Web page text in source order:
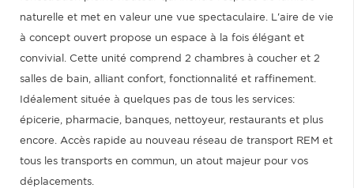
naturelle et met en valeur une vue spectaculaire. L'aire de vie
à concept ouvert propose un espace à la fois élégant et
convivial. Cette unité comprend 2 chambres à coucher et 2
salles de bain, alliant confort, fonctionnalité et raffinement.
Idéalement située à quelques pas de tous les services:
épicerie, pharmacie, banques, nettoyeur, restaurants et plus
encore. Accès rapide au nouveau réseau de transport REM et
tous les transports en commun, un atout majeur pour vos
déplacements.